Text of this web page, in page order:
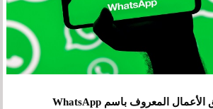
التعديل يتعلق بتطبيق الأعمال المعروف باسم WhatsApp